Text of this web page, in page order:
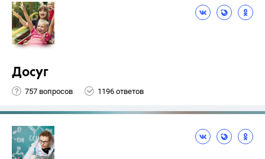
Досуг
757 вопросов 1196 ответов